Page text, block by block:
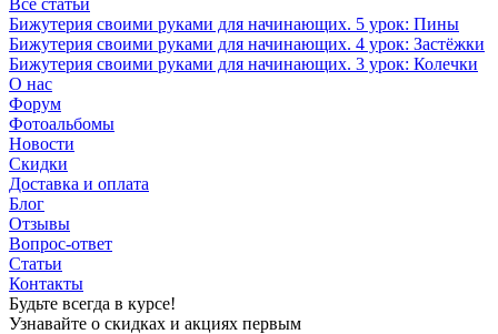
Бижутерия своими руками для начинающих. 5 урок: Пины
Бижутерия своими руками для начинающих. 4 урок: Застёжки
Бижутерия своими руками для начинающих. 3 урок: Колечки
О нас
Форум
Фотоальбомы
Новости
Скидки
Доставка и оплата
Блог
Отзывы
Вопрос-ответ
Статьи
Контакты
Будьте всегда в курсе!
Узнавайте о скидках и акциях первым